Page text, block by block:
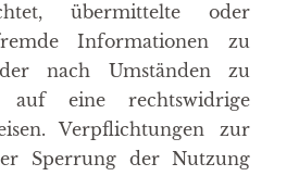
übermittelte oder
Informationen zu
nach Umständen zu
auf eine rechtswidrige
Verpflichtungen zur
Sperrung der Nutzung